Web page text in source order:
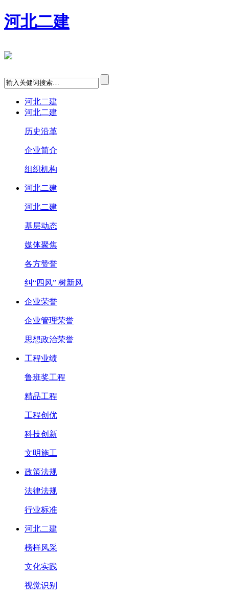
河北二建
河北二建
河北二建
历史沿革
企业简介
组织机构
河北二建
河北二建
基层动态
媒体聚焦
各方赞誉
纠“四风” 树新风
企业荣誉
企业管理荣誉
思想政治荣誉
工程业绩
鲁班奖工程
精品工程
工程创优
科技创新
文明施工
政策法规
法律法规
行业标准
河北二建
榜样风采
文化实践
视觉识别